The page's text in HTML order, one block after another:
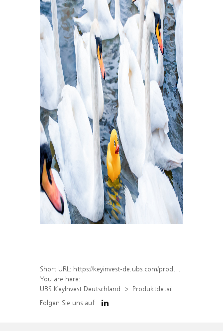
Short URL: https://keyinvest-de.ubs.com/produkt/detail/index/isin/DE000WA63BD9
You are here:
UBS KeyInvest Deutschland
Produktdetail
Folgen Sie uns auf